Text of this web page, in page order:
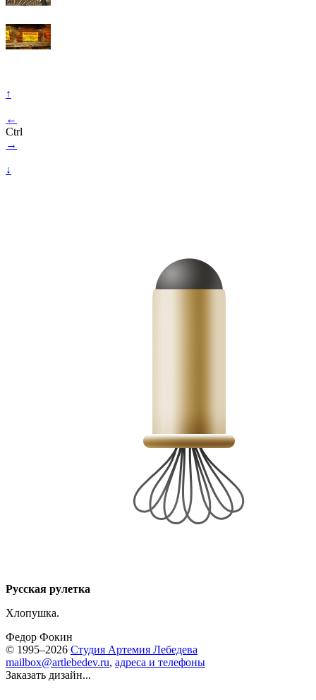
↑
←
Ctrl
→
↓
Русская рулетка
Хлопушка.
Федор Фокин
© 1995–2026 Студия Артемия Лебедева
mailbox@artlebedev.ru, адреса и телефоны
Заказать дизайн...